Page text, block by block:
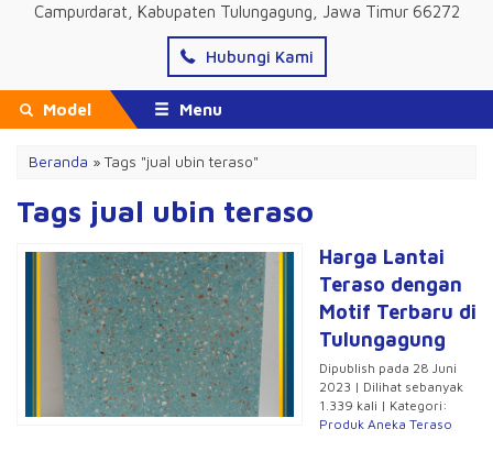
Campurdarat, Kabupaten Tulungagung, Jawa Timur 66272
Hubungi Kami
Model Menu
Beranda »Tags "jual ubin teraso"
Tags jual ubin teraso
Harga Lantai
Teraso dengan
Motif Terbaru di
Tulungagung
Dipublish pada 28 Juni
2023 | Dilihat sebanyak
1.339 kali | Kategori:
Produk Aneka Teraso